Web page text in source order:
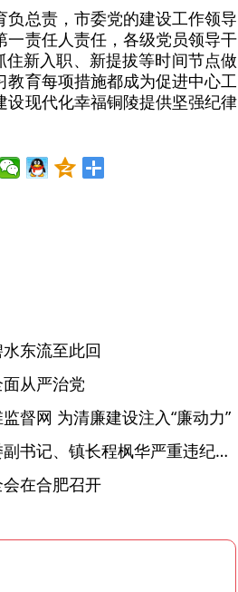
总责，市委党的建设工作领导
责任人责任，各级党员领导干
新入职、新提拔等时间节点做
育每项措施都成为促进中心工
现代化幸福铜陵提供坚强纪律
东流至此回
面从严治党
督网 为清廉建设注入“廉动力”
绩溪县长安镇原党委副书记、镇长程枫华严重违纪违法被开除党籍和公职
在合肥召开